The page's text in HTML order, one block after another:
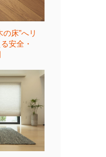
床”へリ
安全・